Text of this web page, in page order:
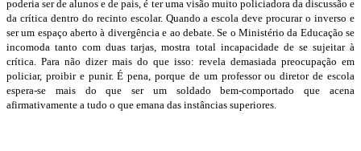
poderia ser de alunos e de pais, é ter uma visão muito policiadora da discussão e
da crítica dentro do recinto escolar. Quando a escola deve procurar o inverso e
ser um espaço aberto à divergência e ao debate. Se o Ministério da Educação se
incomoda tanto com duas tarjas, mostra total incapacidade de se sujeitar à
crítica. Para não dizer mais do que isso: revela demasiada preocupação em
policiar, proibir e punir. É pena, porque de um professor ou diretor de escola
espera-se mais do que ser um soldado bem-comportado que acena
afirmativamente a tudo o que emana das instâncias superiores.